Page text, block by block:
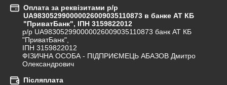
Оплата за реквізитами р/р
UA983052990000026009035110873 в банке АТ КБ
"ПриватБанк", ІПН 3159822012
р/р UA983052990000026009035110873 банк АТ КБ
"ПриватБанк",
ІПН 3159822012
ФІЗИЧНА ОСОБА - ПІДПРИЄМЕЦЬ АБАЗОВ Дмитро
Олександрович
Післяплата